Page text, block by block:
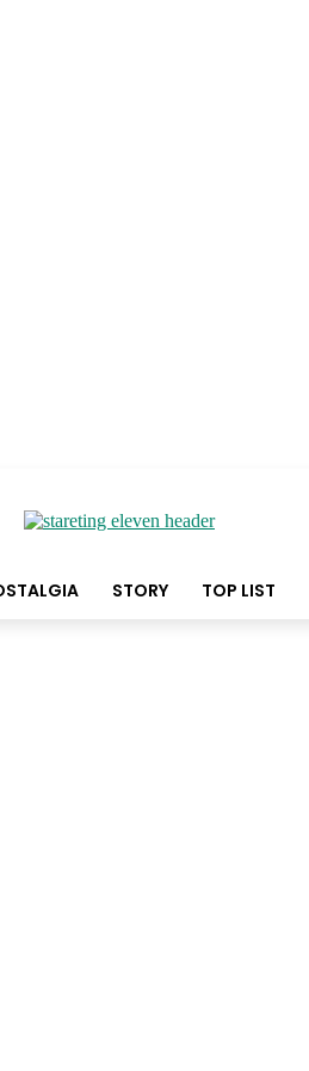
STORY TOP LIST